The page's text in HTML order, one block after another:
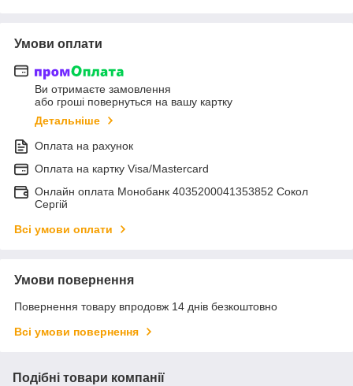
Умови оплати
Ви отримаєте замовлення
або гроші повернуться на вашу картку
Детальніше
Оплата на рахунок
Оплата на картку Visa/Mastercard
Онлайн оплата Монобанк 4035200041353852 Сокол
Сергій
Всі умови оплати
Умови повернення
Повернення товару впродовж 14 днів безкоштовно
Всі умови повернення
Подібні товари компанії